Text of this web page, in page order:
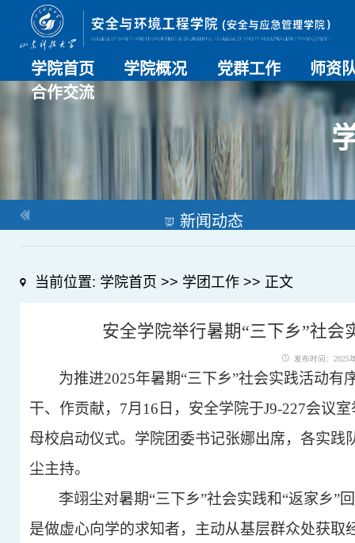
学院首页 学院概况 党群工作 师资
师资总
导师名
教师简
合作交流
新闻动态
当前位置: 学院首页 >> 学团工作>> 正文
安全学院举行暑期“三下乡”社会
发布时间：2025
为推进2025年暑期“三下乡”社会实践活动
干、作贡献，7月16日，安全学院于J9-227会议
母校启动仪式。学院团委书记张娜出席，各实
尘主持。
李翊尘对暑期“三下乡”社会实践和“返家乡”
是做虚心向学的求知者，主动从基层群众处获